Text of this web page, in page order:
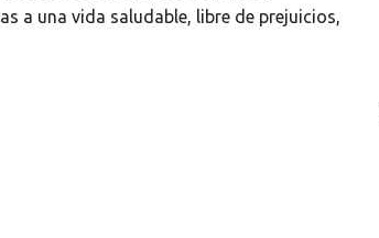
a una vida saludable, libre de prejuicios,